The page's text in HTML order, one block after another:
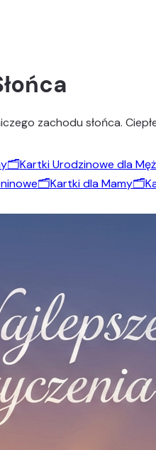
zachodu słońca.
🗂️Kartki Urodzinowe dla
🗂️Kartki dla Mamy🗂️